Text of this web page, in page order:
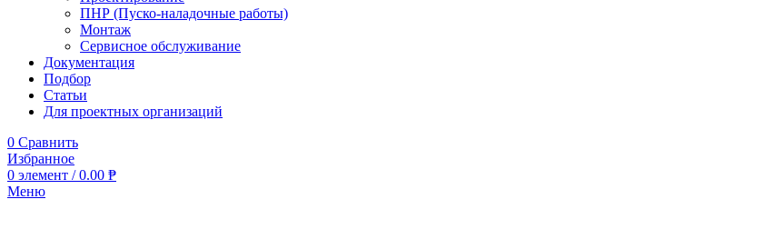
ПНР (Пуско-наладочные работы)
Монтаж
Сервисное обслуживание
Документация
Подбор
Статьи
Для проектных организаций
0 Сравнить
Избранное
0 элемент / 0.00 ₱
Меню